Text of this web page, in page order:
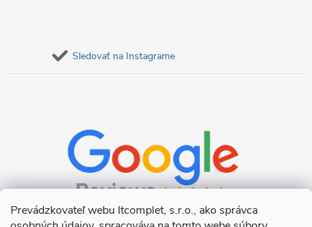
Prevádzkovateľ webu Itcomplet, s.r.o., ako správca
Sledovať na Instagrame